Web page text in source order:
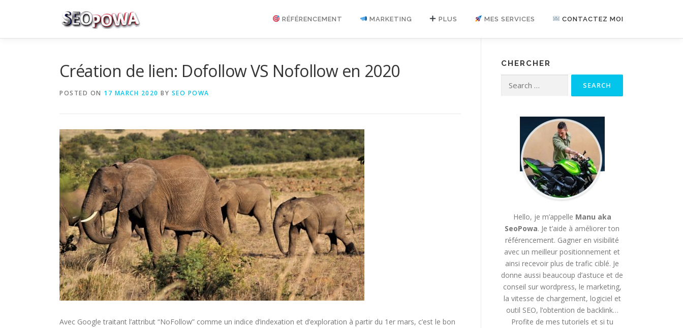
RÉFÉRENCEMENT MARKETING PLUS MES SERVICES CONTACTEZ MOI
Création de lien: Dofollow VS Nofollow en 2020
POSTED ON 17 MARCH 2020 BY SEO POWA
Avec Google traitant l’attribut “NoFollow” comme un indice d’indexation et d’exploration à partir du 1er mars, c’est le bon
CHERCHER
Search for:
Hello, je m’appelle Manu aka
SeoPowa. Je t’aide à améliorer ton
référencement. Gagner en visibilité
avec un meilleur positionnement et
ainsi recevoir plus de trafic ciblé. Je
donne aussi beaucoup d’astuce et de
conseil sur wordpress, le marketing,
la vitesse de chargement, logiciel et
outil SEO, l’obtention de backlink…
Profite de mes tutoriels et si tu